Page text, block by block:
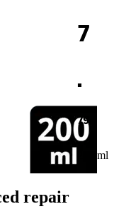
7
.
79
200 ml
repair